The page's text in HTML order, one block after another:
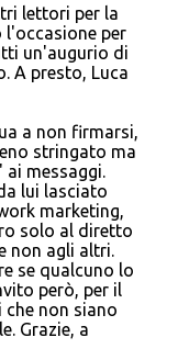
lettori per la
l'occasione per
un'augurio di
A presto, Luca
a non firmarsi,
stringato ma
ai messaggi.
lui lasciato
marketing,
solo al diretto
non agli altri.
se qualcuno lo
però, per il
non siano
Grazie, a